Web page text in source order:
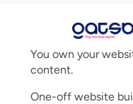
You own your
content.
One-off website